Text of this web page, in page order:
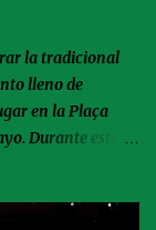
la tradicional
lleno de
en la Plaça
Durante estos
especial con la